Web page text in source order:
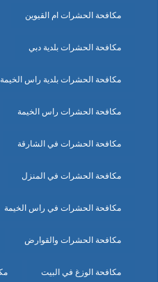
مكافحة الحشرات ام القيوين
مكافحة الحشرات بلدية دبي
مكافحة الحشرات بلدية راس الخيمة
مكافحة الحشرات راس الخيمة
مكافحة الحشرات في الشارقة
مكافحة الحشرات في المنزل
مكافحة الحشرات في راس الخيمة
مكافحة الحشرات والقوارض
مكافحة الوزغ في البيت